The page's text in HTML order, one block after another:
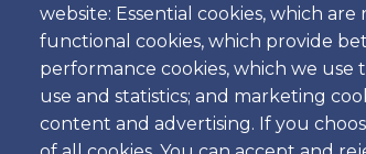
website: Essential cookies, which
functional cookies, which provide
performance cookies, which we
use and statistics; and marketing
content and advertising. If you
réservez directement avec
client de qualité garanti.